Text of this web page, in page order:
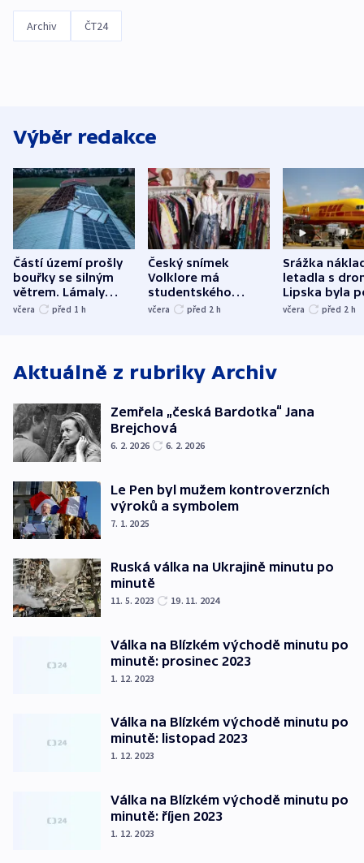
Archiv ČT24
Výběr redakce
Částí území prošly
bouřky se silným
větrem. Lámaly
stromy a poničily
včera před 1 h
Český snímek
Volklore má
studentského
Oscara, zabojuje o
včera před 2 h
Srážka
letadla s
Lipska byla
německého
včera před 2 h
Aktuálně z rubriky Archiv
Zemřela „česká Bardotka“ Jana
Brejchová
6. 2. 2026 6. 2. 2026
Le Pen byl mužem kontroverzních
výroků a symbolem
7. 1. 2025
Ruská válka na Ukrajině minutu po
minutě
11. 5. 2023 19. 11. 2024
Válka na Blízkém východě minutu po
minutě: prosinec 2023
1. 12. 2023
Válka na Blízkém východě minutu po
minutě: listopad 2023
1. 12. 2023
Válka na Blízkém východě minutu po
minutě: říjen 2023
1. 12. 2023